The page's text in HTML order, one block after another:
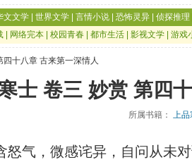
文文学 世界文学 言情小说 恐怖灵异 侦探推理
网络完本 校园青春 都市生活 影视文学 游戏
四十八章 古来第一深情人
士 卷三 妙赏 第四
所属书籍： 上品
气，微感诧异，自问从未